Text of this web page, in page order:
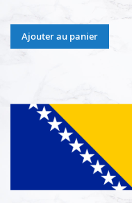
Ajouter au panier